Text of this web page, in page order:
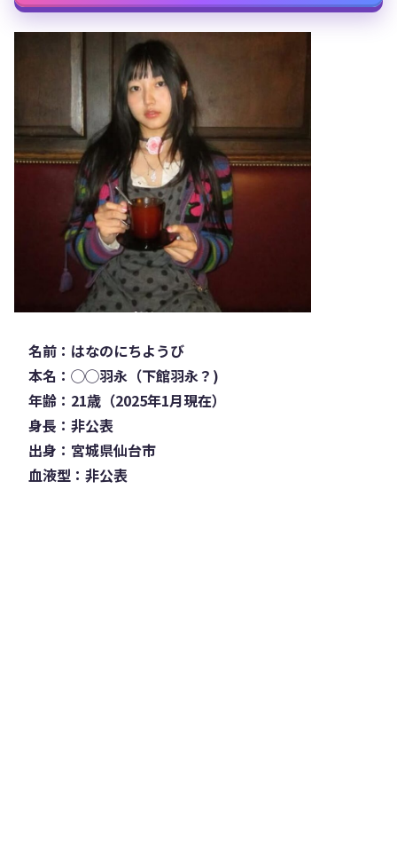
名前：はなのにちようび
本名：◯◯羽永（下館羽永？)
年齢：21歳（2025年1月現在）
身長：非公表
出身：宮城県仙台市
血液型：非公表